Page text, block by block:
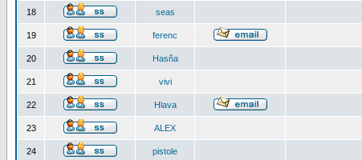
18 seas
19 ferenc
20 Hasňa
21 vivi
22 Hlava
23 ALEX
24 pistole